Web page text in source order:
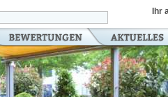
Ihr